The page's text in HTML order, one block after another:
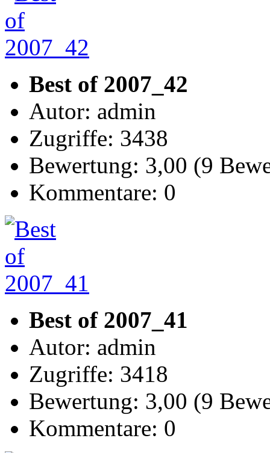
Best of 2007_42
Autor: admin
Zugriffe: 3438
Bewertung: 3,00 (9
Kommentare: 0
Best of 2007_41
Autor: admin
Zugriffe: 3418
Bewertung: 3,00 (9
Kommentare: 0